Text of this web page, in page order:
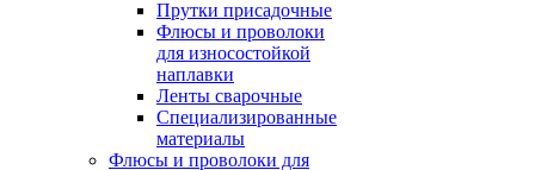
Прутки присадочные
Флюсы и проволоки
для износостойкой
наплавки
Ленты сварочные
Специализированные
материалы
Флюсы и проволоки для